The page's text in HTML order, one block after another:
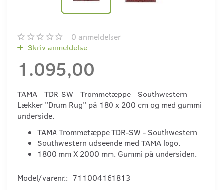
0 anmeldelser
Skriv anmeldelse
1.095,00
TAMA - TDR-SW - Trommetæppe - Southwestern -
Lækker "Drum Rug" på 180 x 200 cm og med gummi
underside.
TAMA Trommetæppe TDR-SW - Southwestern
Southwestern udseende med TAMA logo.
1800 mm X 2000 mm. Gummi på undersiden.
Model/varenr.: 711004161813